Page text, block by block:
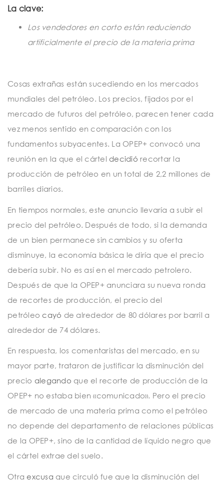
La clave:
Los vendedores en corto están reduciendo
artificialmente el precio de la materia prima
Cosas extrañas están sucediendo en los mercados
mundiales del petróleo. Los precios, fijados por el
mercado de futuros del petróleo, parecen tener cada
vez menos sentido en comparación con los
fundamentos subyacentes. La OPEP+ convocó una
reunión en la que el cártel decidió recortar la
producción de petróleo en un total de 2,2 millones de
barriles diarios.
En tiempos normales, este anuncio llevaría a subir el
precio del petróleo. Después de todo, si la demanda
de un bien permanece sin cambios y su oferta
disminuye, la economía básica le diría que el precio
debería subir. No es así en el mercado petrolero.
Después de que la OPEP+ anunciara su nueva ronda
de recortes de producción, el precio del
petróleocayó de alrededor de 80 dólares por barril a
alrededor de 74 dólares.
En respuesta, los comentaristas del mercado, en su
mayor parte, trataron de justificar la disminución del
precio alegando que el recorte de producción de la
OPEP+ no estaba bien «comunicado». Pero el precio
de mercado de una materia prima como el petróleo
no depende del departamento de relaciones públicas
de la OPEP+, sino de la cantidad de líquido negro que
el cártel extrae del suelo.
Otraexcusa que circuló fue que la disminución del